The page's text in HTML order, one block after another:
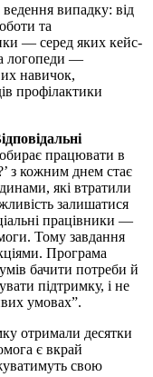
випадку: від
та
— серед яких кейс-
логопеди —
навичок,
профілактики
працювати в
з кожним днем стає
які втратили
залишатися
працівники —
Тому завдання
Програма
бачити потреби й
підтримку, і не
умовах”.
отримали десятки
є вкрай
свою